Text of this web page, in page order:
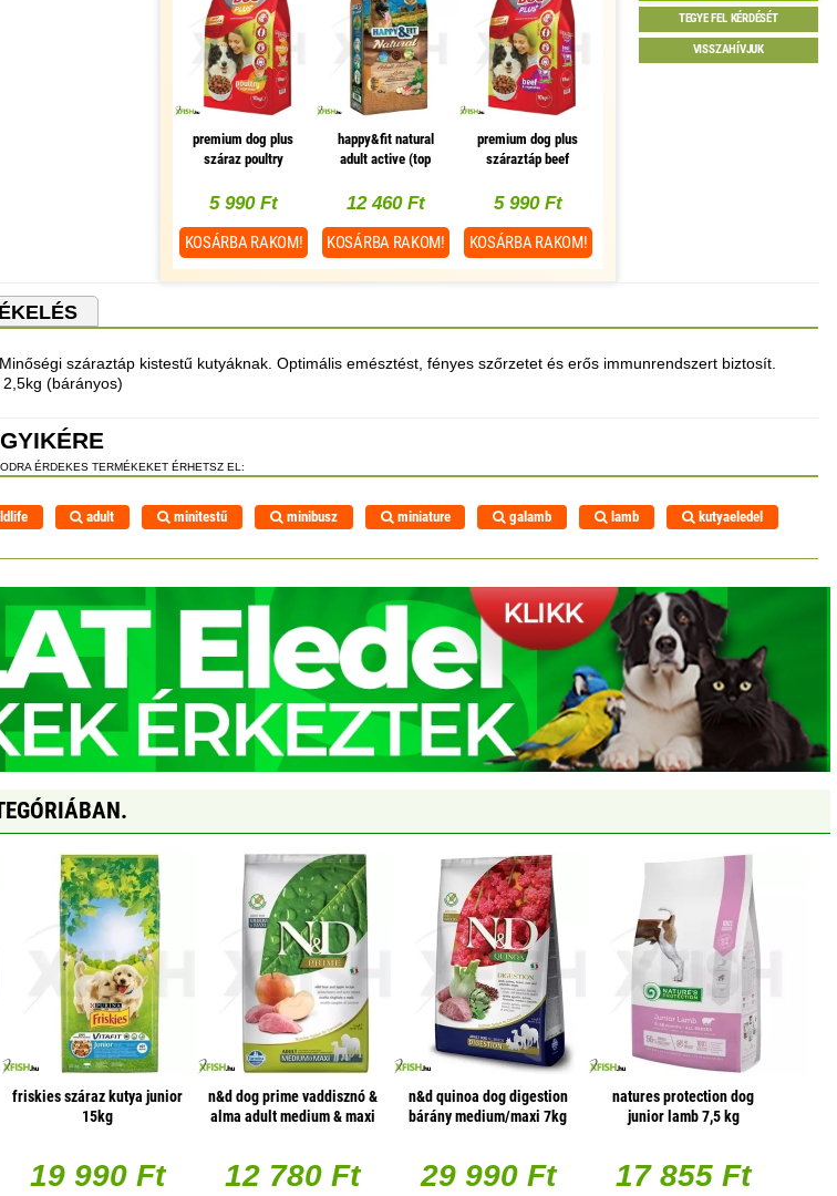
premium dog plus
száraz poultry
zöldség 10000g
5 990 Ft
KOSÁRBARAKOM!
happy&fit natural
adult active (top
12 460 Ft
KOSÁRBA RAKOM!
premium dog plus
száraztáp beef
zöldség 10000g
5 990 Ft
KOSÁRBARAKOM!
TEGYE FEL KÉRDÉSÉT
VISSZAHÍVJUK
száraztáp kistestű kutyáknak. Optimális emésztést, fényes szőrzetet és erős immunrendszert biztosít.
(bárányos)
ÉRDEKES TERMÉKEKET ÉRHETSZ EL:
adult minitestű minibusz miniature galamb lamb kutyaeledel
friskies száraz kutya junior
15kg
19 990 Ft
n&d dog prime vaddisznó &
alma adult medium & maxi
12 780 Ft
n&d quinoa dog digestion
bárány medium/maxi 7kg
29 990 Ft
natures protection dog
junior lamb 7,5 kg
17 855 Ft